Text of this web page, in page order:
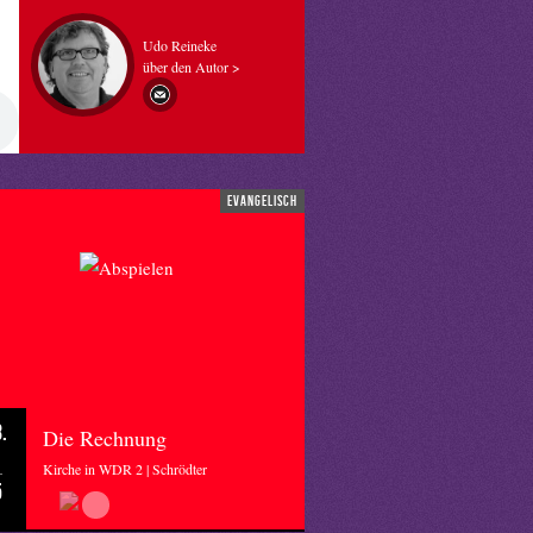
Udo Reineke
über den Autor >
evangelisch
Die Rechnung
Kirche in WDR 2 | Schrödter